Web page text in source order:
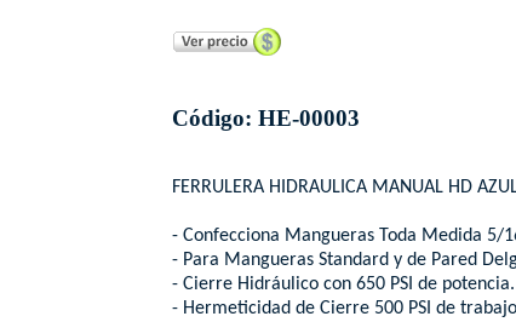
Código: HE-00003
FERRULERA HIDRAULICA MANUAL HD
- Confecciona Mangueras Toda Medida
- Para Mangueras Standard y de Pared
- Cierre Hidráulico con 650 PSI de potencia.
- Hermeticidad de Cierre 500 PSI de